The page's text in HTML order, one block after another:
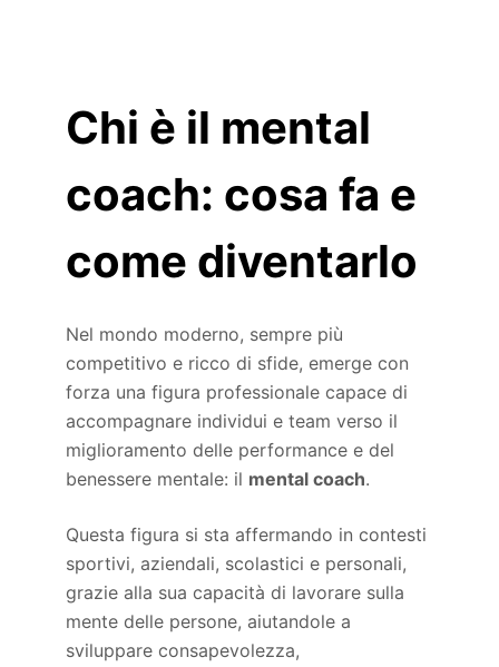
Chi è il mental
coach: cosa fa e
come diventarlo
Nel mondo moderno, sempre più
competitivo e ricco di sfide, emerge con
forza una figura professionale capace di
accompagnare individui e team verso il
miglioramento delle performance e del
benessere mentale: il mental coach.
Questa figura si sta affermando in contesti
sportivi, aziendali, scolastici e personali,
grazie alla sua capacità di lavorare sulla
mente delle persone, aiutandole a
sviluppare consapevolezza,